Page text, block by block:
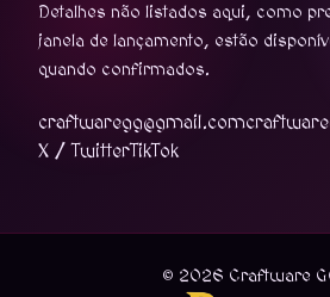
Detalhes não listados aqui, como
janela de lançamento, estão
quando confirmados.
craftwaregg@gmail.com
X / TwitterTikTok
© 2026 Craftware